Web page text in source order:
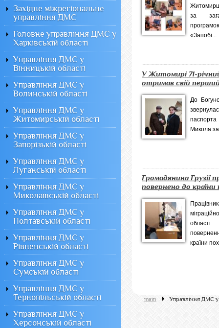
за
«Запобі...
У Житомирі 71-
отримав свій
До
Микола
Громадянина Грузії
повернено до
країни
main Управління ДМС у
Західне міжрегіональне
управління ДМС
Головне управління ДМС у
Харківській області
Управління ДМС у
Вінницькій області
Управління ДМС у
Волинській області
Управління ДМС у
Житомирській області
Управління ДМС у
Запорізькій області
Управління ДМС у
Луганській області
Управління ДМС у
Миколаївській області
Управління ДМС у
Полтавській області
Управління ДМС у
Рівненській області
Управління ДМС у
Сумській області
Управління ДМС у
Тернопільській області
Управління ДМС у
Херсонській області